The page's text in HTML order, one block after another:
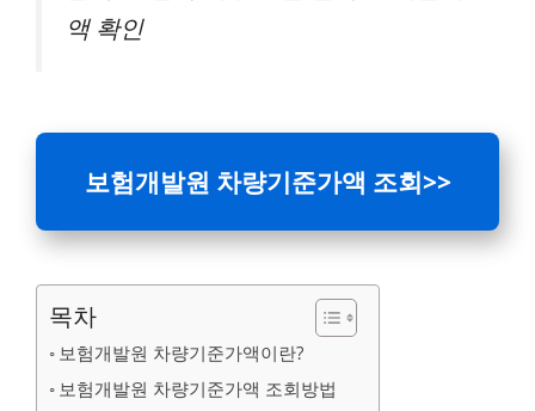
액 확인
보험개발원 차량기준가액 조회>>
목차
보험개발원 차량기준가액이란?
보험개발원 차량기준가액 조회방법